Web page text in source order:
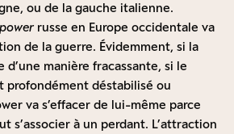
ou de la gauche italienne.
russe en Europe occidentale va
de la guerre. Évidemment, si la
d’une manière fracassante, si le
profondément déstabilisé ou
va s’effacer de lui-même parce
s’associer à un perdant. L’attraction